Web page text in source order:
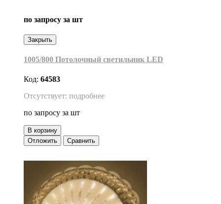
по запросу за шт
Закрыть
1005/800 Потолочный светильник LED
Код: 64583
Отсутствует: подробнее
по запросу за шт
В корзину
Отложить
Сравнить